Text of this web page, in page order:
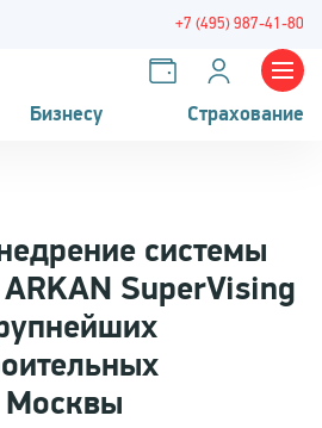
+7 (495) 987-41-80
Бизнесу Страхование
системы
SuperVising
Москвы